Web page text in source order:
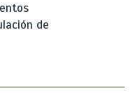
de